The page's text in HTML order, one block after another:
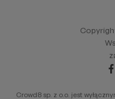
Crowd8 sp. z o.o. jest